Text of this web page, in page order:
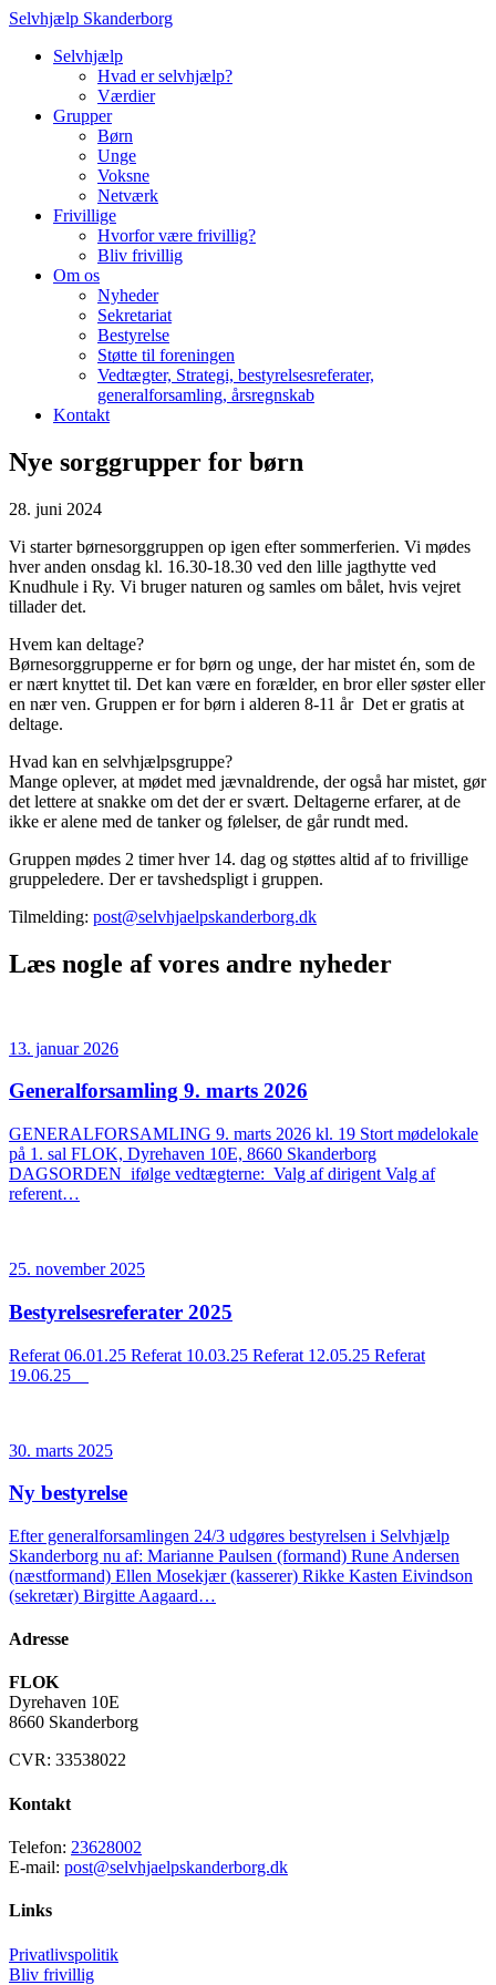
Selvhjælp Skanderborg
Selvhjælp
Hvad er selvhjælp?
Værdier
Grupper
Børn
Unge
Voksne
Netværk
Frivillige
Hvorfor være frivillig?
Bliv frivillig
Om os
Nyheder
Sekretariat
Bestyrelse
Støtte til foreningen
Vedtægter, Strategi, bestyrelsesreferater,
generalforsamling, årsregnskab
Kontakt
Nye sorggrupper for børn
28. juni 2024
Vi starter børnesorggruppen op igen efter sommerferien. Vi mødes
hver anden onsdag kl. 16.30-18.30 ved den lille jagthytte ved
Knudhule i Ry. Vi bruger naturen og samles om bålet, hvis vejret
tillader det.
Hvem kan deltage?
Børnesorggrupperne er for børn og unge, der har mistet én, som de
er nært knyttet til. Det kan være en forælder, en bror eller søster eller
en nær ven. Gruppen er for børn i alderen 8-11 år Det er gratis at
deltage.
Hvad kan en selvhjælpsgruppe?
Mange oplever, at mødet med jævnaldrende, der også har mistet, gør
det lettere at snakke om det der er svært. Deltagerne erfarer, at de
ikke er alene med de tanker og følelser, de går rundt med.
Gruppen mødes 2 timer hver 14. dag og støttes altid af to frivillige
gruppeledere. Der er tavshedspligt i gruppen.
Tilmelding: post@selvhjaelpskanderborg.dk
Læs nogle af vores andre nyheder
13. januar 2026
Generalforsamling 9. marts 2026
GENERALFORSAMLING 9. marts 2026 kl. 19 Stort mødelokale
på 1. sal FLOK, Dyrehaven 10E, 8660 Skanderborg
DAGSORDEN ifølge vedtægterne: Valg af dirigent Valg af
referent…
25. november 2025
Bestyrelsesreferater 2025
Referat 06.01.25 Referat 10.03.25 Referat 12.05.25 Referat
19.06.25
30. marts 2025
Ny bestyrelse
Efter generalforsamlingen 24/3 udgøres bestyrelsen i Selvhjælp
Skanderborg nu af: Marianne Paulsen (formand) Rune Andersen
(næstformand) Ellen Mosekjær (kasserer) Rikke Kasten Eivindson
(sekretær) Birgitte Aagaard…
Adresse
FLOK
Dyrehaven 10E
8660 Skanderborg
CVR: 33538022
Kontakt
Telefon: 23628002
E-mail: post@selvhjaelpskanderborg.dk
Links
Privatlivspolitik
Bliv frivillig